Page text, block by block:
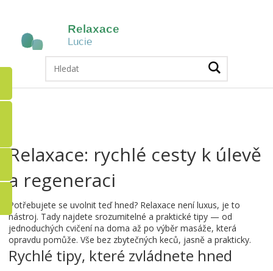
Relaxace: rychlé cesty k úlevě
a regeneraci
Potřebujete se uvolnit teď hned? Relaxace není luxus, je to
nástroj. Tady najdete srozumitelné a praktické tipy — od
jednoduchých cvičení na doma až po výběr masáže, která
opravdu pomůže. Vše bez zbytečných keců, jasně a prakticky.
Rychlé tipy, které zvládnete hned